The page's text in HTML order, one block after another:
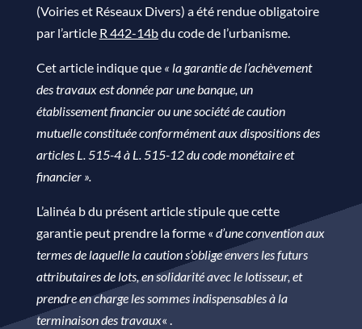
(Voiries et Réseaux Divers) a été rendue obligatoire
par l’article R 442-14bdu code de l’urbanisme.
Cet article indique que « la garantie de l’achèvement
des travaux est donnée par une banque, un
établissement financier ou une société de caution
mutuelle constituée conformément aux dispositions des
articles L. 515-4 à L. 515-12 du code monétaire et
financier ».
L’alinéa b du présent article stipule que cette
garantie peut prendre la forme « d’une convention aux
termes de laquelle la caution s’oblige envers les futurs
attributaires de lots, en solidarité avec le lotisseur, et
prendre en charge les sommes indispensables à la
terminaison des travaux« .